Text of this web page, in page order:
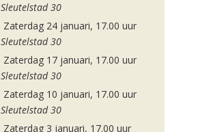
Sleutelstad 30
Zaterdag 24 januari, 17.00 uur
Sleutelstad 30
Zaterdag 17 januari, 17.00 uur
Sleutelstad 30
Zaterdag 10 januari, 17.00 uur
Sleutelstad 30
Zaterdag 3 januari, 17.00 uur